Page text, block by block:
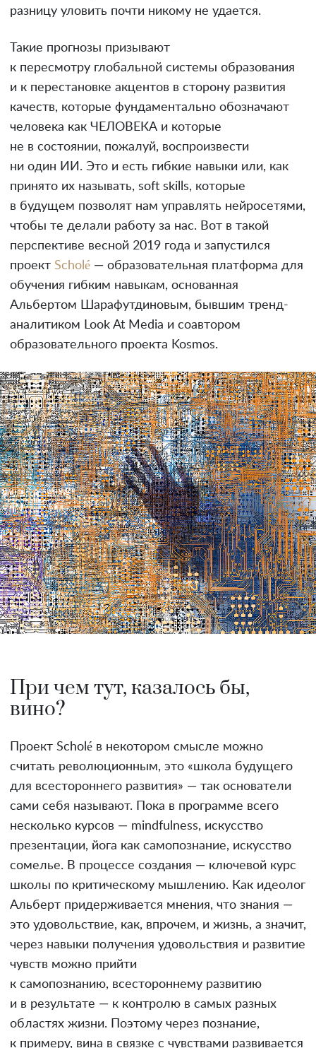
разницу уловить почти никому не удается.
Такие прогнозы призывают
к пересмотру глобальной системы образования
и к перестановке акцентов в сторону развития
качеств, которые фундаментально обозначают
человека как ЧЕЛОВЕКА и которые
не в состоянии, пожалуй, воспроизвести
ни один ИИ. Это и есть гибкие навыки или, как
принято их называть, soft skills, которые
в будущем позволят нам управлять нейросетями,
чтобы те делали работу за нас. Вот в такой
перспективе весной 2019 года и запустился
проект Scholé — образовательная платформа для
обучения гибким навыкам, основанная
Альбертом Шарафутдиновым, бывшим тренд-
аналитиком Look At Media и соавтором
образовательного проекта Kosmos.
При чем тут, казалось бы,
вино?
Проект Scholé в некотором смысле можно
считать революционным, это «школа будущего
для всестороннего развития» — так основатели
сами себя называют. Пока в программе всего
несколько курсов — mindfulness, искусство
презентации, йога как самопознание, искусство
сомелье. В процессе создания — ключевой курс
школы по критическому мышлению. Как идеолог
Альберт придерживается мнения, что знания —
это удовольствие, как, впрочем, и жизнь, а значит,
через навыки получения удовольствия и развитие
чувств можно прийти
к самопознанию, всестороннему развитию
и в результате — к контролю в самых разных
областях жизни. Поэтому через познание,
к примеру, вина в связке с чувствами развивается